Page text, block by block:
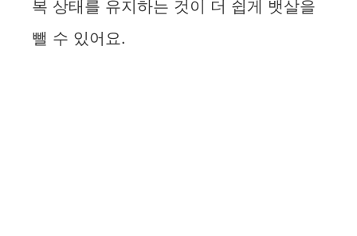
복 상태를 유지하는 것이 더 쉽게 뱃살을
뺄 수 있어요.